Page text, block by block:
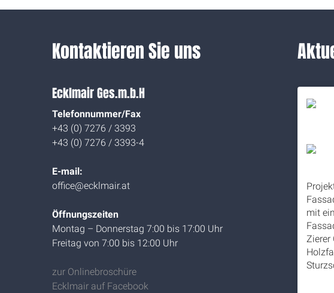
Kontaktieren Sie uns
Ecklmair Ges.m.b.H
Telefonnummer/Fax
+43 (0) 7276 / 3393
+43 (0) 7276 / 3393-4
E-mail:
office@ecklmair.at
Öffnungszeiten
Montag – Donnerstag 7:00 bis 17:00 Uhr
Freitag von 7:00 bis 12:00 Uhr
zur Onlinebroschüre
Ecklmair auf Facebook
mit
Zierer